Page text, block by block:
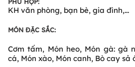
KH văn phòng, bạn bè, gia đình,...
MÓN ĐẶC SẮC:
Cơm tấm, Món heo, Món gà: gà
cá, Món xào, Món canh, Bò cay sả